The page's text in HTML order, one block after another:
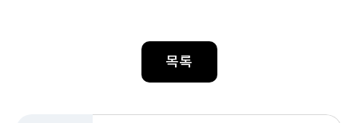
목록